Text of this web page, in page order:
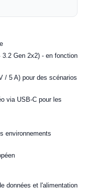
Gen 2x2) - en fonction
/ 5 A) pour des scénarios
via USB-C pour les
environnements
données et l'alimentation